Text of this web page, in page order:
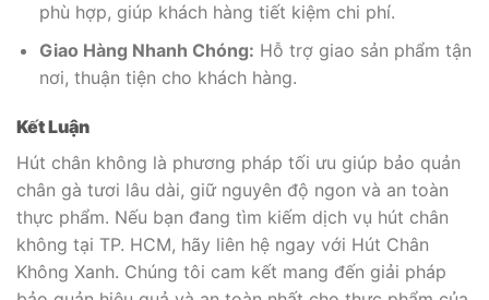
phù hợp, giúp khách hàng tiết kiệm chi phí.
Giao Hàng Nhanh Chóng: Hỗ trợ giao sản phẩm tận
nơi, thuận tiện cho khách hàng.
Kết Luận
Hút chân không là phương pháp tối ưu giúp bảo quản
chân gà tươi lâu dài, giữ nguyên độ ngon và an toàn
thực phẩm. Nếu bạn đang tìm kiếm dịch vụ hút chân
không tại TP. HCM, hãy liên hệ ngay với Hút Chân
Không Xanh. Chúng tôi cam kết mang đến giải pháp